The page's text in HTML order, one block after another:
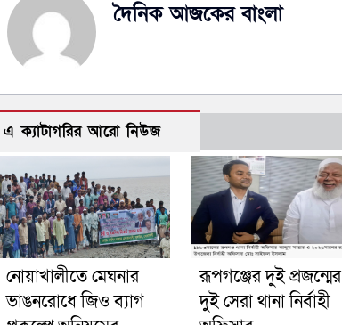
দৈনিক আজকের বাংলা
এ ক্যাটাগরির আরো নিউজ
নোয়াখালীতে মেঘনার
ভাঙনরোধে জিও ব্যাগ
রূপগঞ্জের দুই প্রজন্মের
দুই সেরা থানা নির্বাহী